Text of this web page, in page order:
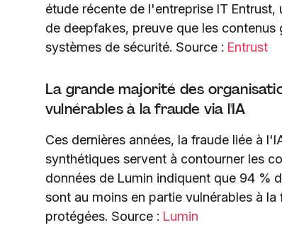
étude récente de l'entreprise IT
de deepfakes, preuve que les
systèmes de sécurité. Source : Entrust
La grande majorité des
vulnérables à la fraude via l'IA
Ces dernières années, la fraude liée à
synthétiques servent à contourner les
données de Lumin indiquent que 94 %
sont au moins en partie vulnérables à
protégées. Source : Lumin